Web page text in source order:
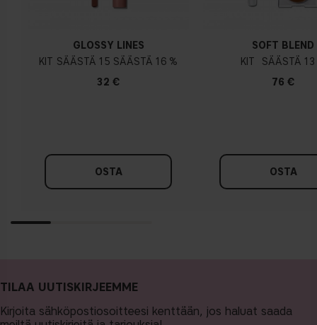
GLOSSY LINES
KIT
15
16 %
32 €
OSTA
SOFT BLEND
KIT
76 €
OSTA
TILAA UUTISKIRJEEMME
Kirjoita sähköpostiosoitteesi kenttään, jos haluat saada